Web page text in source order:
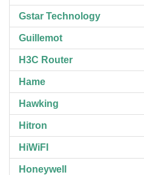
Gstar Technology
Guillemot
H3C Router
Hame
Hawking
Hitron
HiWiFI
Honeywell